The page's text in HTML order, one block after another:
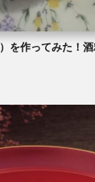
を作ってみた！